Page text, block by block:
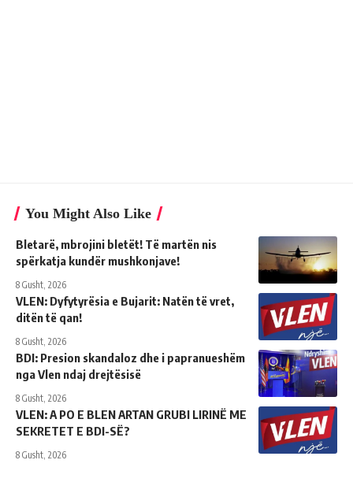
You Might Also Like
Bletarë, mbrojini bletët! Të martën nis
spërkatja kundër mushkonjave!
8 Gusht, 2026
VLEN: Dyfytyrësia e Bujarit: Natën të vret,
ditën të qan!
8 Gusht, 2026
BDI: Presion skandaloz dhe i papranueshëm
nga Vlen ndaj drejtësisë
8 Gusht, 2026
VLEN: A PO E BLEN ARTAN GRUBI LIRINË ME
SEKRETET E BDI-SË?
8 Gusht, 2026